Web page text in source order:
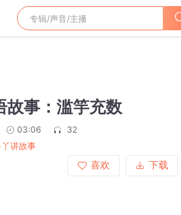
故事：滥竽充数
03:06
32
讲故事
喜欢
下载